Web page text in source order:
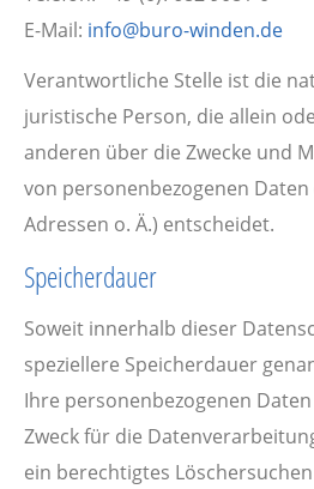
E-Mail: info@buro-winden.de
Verantwortliche Stelle ist die
juristische Person, die allein
anderen über die Zwecke und
von personenbezogenen Daten
Adressen o. Ä.) entscheidet.
Speicherdauer
Soweit innerhalb dieser
speziellere Speicherdauer
Ihre personenbezogenen
Zweck für die
ein berechtigtes